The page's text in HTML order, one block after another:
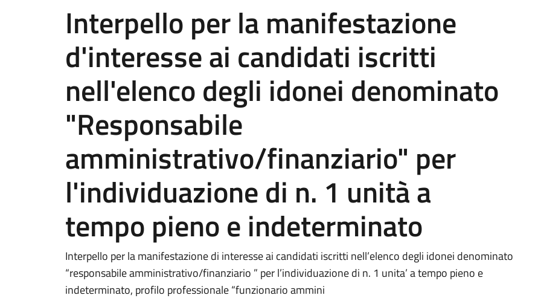
Interpello per la manifestazione
d'interesse ai candidati iscritti
nell'elenco degli idonei denominato
"Responsabile
amministrativo/finanziario" per
l'individuazione di n. 1 unità a
tempo pieno e indeterminato
Interpello per la manifestazione di interesse ai candidati iscritti nell’elenco degli idonei denominato
“responsabile amministrativo/finanziario ” per l’individuazione di n. 1 unita’ a tempo pieno e
indeterminato, profilo professionale “funzionario ammini